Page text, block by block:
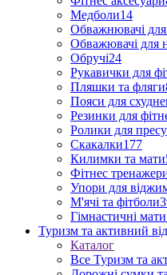
Медболи14
Обважнювачі
Обважювачі для
Обручі24
Рукавички для
Пляшки та фляги
Пояси для
Резинки для
Ролики для пресу
Скакалки177
Килимки та мати
Фітнес
Упори для
М'ячі та фітболи
Гімнастичні мати
Туризм та активний
Каталог
Все Туризм та